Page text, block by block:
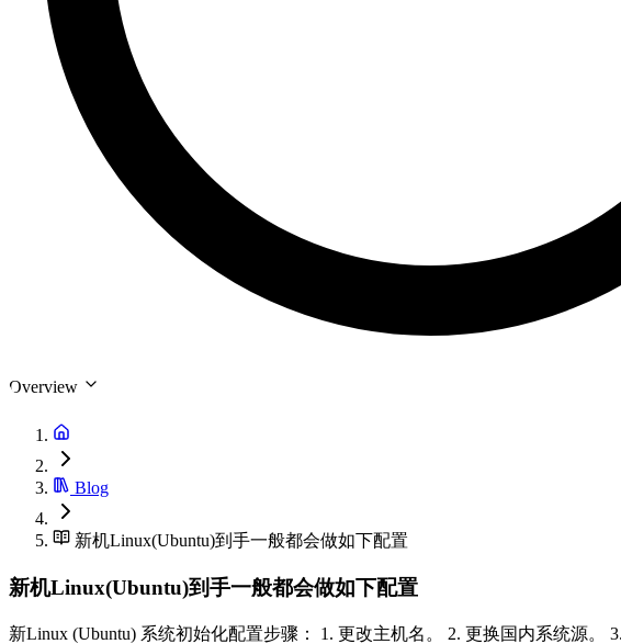
Overview
Blog
新机Linux(Ubuntu)到手一般都会做如下配置
新机Linux(Ubuntu)到手一般都会做如下配置
新Linux (Ubuntu) 系统初始化配置步骤： 1. 更改主机名。 2. 更换国内系统源